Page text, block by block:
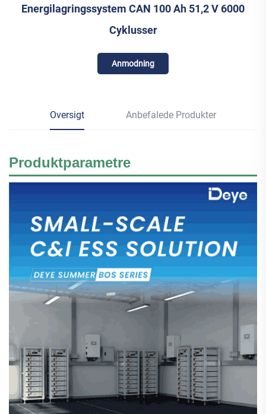
Energilagringssystem CAN 100 Ah 51,2 V 6000
Cyklusser
Anmodning
Oversigt Anbefalede Produkter
Produktparametre